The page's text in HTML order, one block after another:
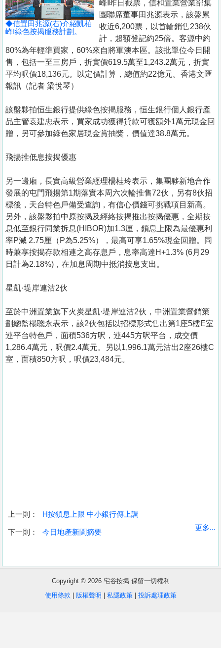
業
手
冊
關
於
我
們
收
盤
◆信置田兆源(右)介紹凱柏
峰I綠色按揭服務計劃。
峰I昨日截票，信和置業營業部集
團聯席董事田兆源表示，該盤累
收近6,200票，以首輪銷售238伙
計，超額登記約25倍。客源中約
80%為年輕準買家，60%來自將軍澳本區。該批單位今日開
售，包括一至三房戶，折實價619.5萬至1,243.2萬元，折實
平均呎價18,136元。以定價計算，總值約22億元。香港文匯
報訊（記者 梁悅琴）
該盤夥拍恒生銀行提供綠色按揭服務，恒生銀行個人銀行產
品主管袁建忠表示，買家成功獲得貸款可獲額外1萬元現金回
贈，另可參加綠色家居現金賞抽獎，價值達38.8萬元。
飛揚推低息按揭優惠
另一邊廂，長實高級營業經理楊桂玲表示，集團夥新地合作
發展的屯門飛揚第1期落實本周六次輪推售72伙，另有8伙招
標後，天台特色戶備受查詢，有信心價錢可挑戰項目新高。
另外，該盤夥拍中原按揭及經絡按揭推出按揭優惠，全期按
息低至銀行同業拆息(HIBOR)加1.3厘，鎖息上限為最優惠利
率P減 2.75厘（P為5.25%），最高可享1.65%現金回贈。同
時兼享按揭存款相連之高存息戶，息率高達H+1.3% (6月29
日計為2.18%)，在加息周期中抵消按息支出。
星凱·堤岸連沽2伙
至於中洲置業旗下火炭星凱·堤岸連沽2伙，中洲置業營銷策
劃總監楊聰永表示，該2伙包括以招標形式售出第1座5樓E室
連平台特色戶，面積536方呎，連445方呎平台，成交價
1,286.4萬元，呎價2.4萬元。另以1,996.1萬元沽出2座26樓C
室，面積850方呎，呎價23,484元。
上一則： H按鎖息上限 中小銀行傳上調
下一則： 今日地產新聞摘要
更多...
Copyright © 2026 宅谷按揭 保留一切權利
使用條款
版權聲明 私隱政策| 投訴處理政策